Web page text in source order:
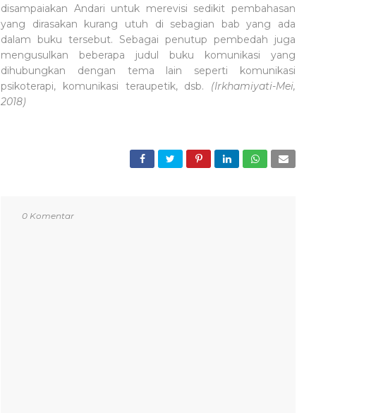
disampaiakan Andari untuk merevisi sedikit pembahasan
yang dirasakan kurang utuh di sebagian bab yang ada
dalam buku tersebut. Sebagai penutup pembedah juga
mengusulkan beberapa judul buku komunikasi yang
dihubungkan dengan tema lain seperti komunikasi
psikoterapi, komunikasi teraupetik, dsb. (Irkhamiyati-Mei,
2018)
0 Komentar